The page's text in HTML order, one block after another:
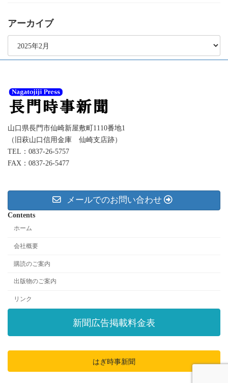
アーカイブ
ア
イ
山口県長門市仙崎新屋敷町1110番地1
（旧萩山口信用金庫 仙崎支店跡）
TEL：0837-26-5757
FAX：0837-26-5477
メールでのお問い合わせ
Contents
ホーム
会社概要
購読のご案内
出版物のご案内
リンク
新聞広告掲載料金表
はぎ時事新聞